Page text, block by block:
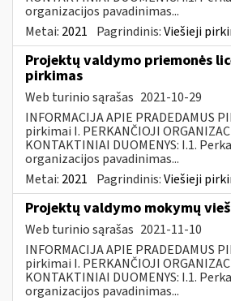
organizacijos pavadinimas...
Metai: 2021 Pagrindinis:Viešieji
Projektų valdymo priemonės
pirkimas
Web turinio sąrašas 2021-10-29
INFORMACIJA APIE PRADEDAMUS
pirkimai I. PERKANČIOJI
KONTAKTINIAI DUOMENYS: I.1.
organizacijos pavadinimas...
Metai: 2021 Pagrindinis:Viešieji
Projektų valdymo mokymų
Web turinio sąrašas 2021-11-10
INFORMACIJA APIE PRADEDAMUS
pirkimai I. PERKANČIOJI
KONTAKTINIAI DUOMENYS: I.1.
organizacijos pavadinimas...